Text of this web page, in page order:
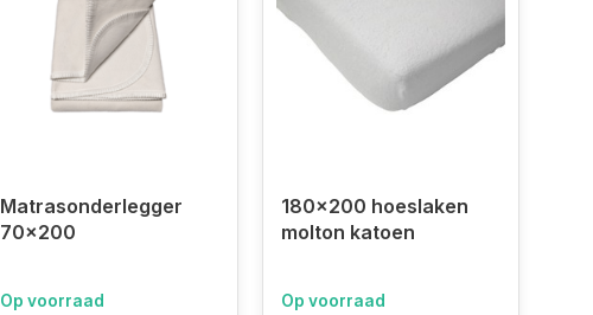
Matrasonderlegger
70x200
Op voorraad
180x200 hoeslaken
molton katoen
Op voorraad